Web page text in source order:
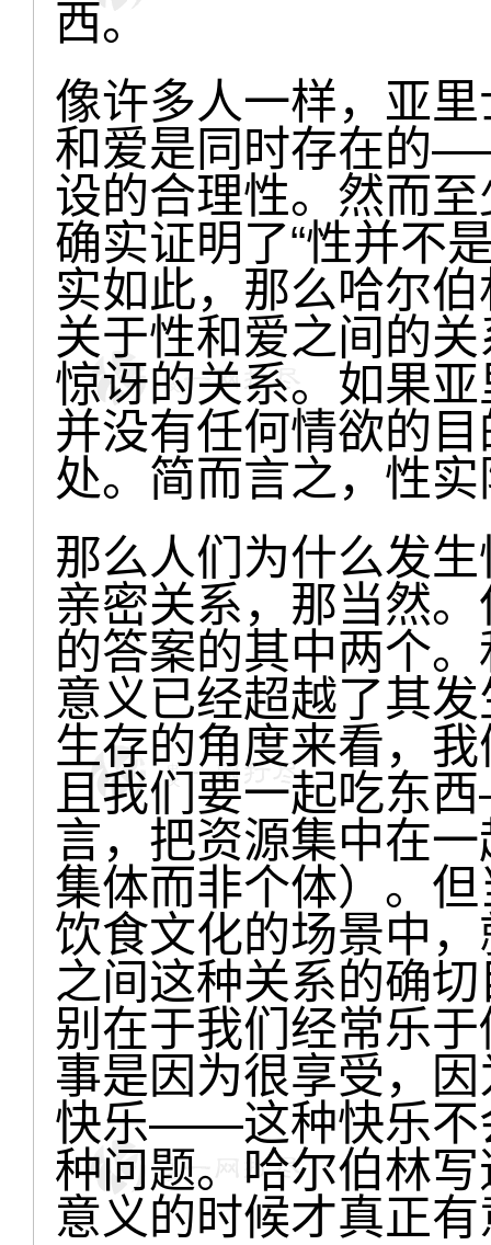
西。
像许多人一样，亚
和爱是同时存在的
设的合理性。然而
确实证明了“性并不
实如此，那么哈尔
关于性和爱之间的
惊讶的关系。如果
并没有任何情欲的
处。简而言之，性
那么人们为什么发
亲密关系，那当然
的答案的其中两个
意义已经超越了其
生存的角度来看，
且我们要一起吃东
言，把资源集中在
集体而非个体）。
饮食文化的场景中
之间这种关系的确
别在于我们经常乐
事是因为很享受，
快乐——这种快乐不
种问题。哈尔伯林
意义的时候才真正有